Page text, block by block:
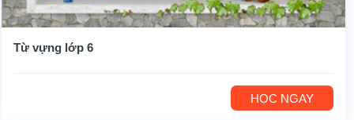
Từ vựng lớp 6
HỌC NGAY